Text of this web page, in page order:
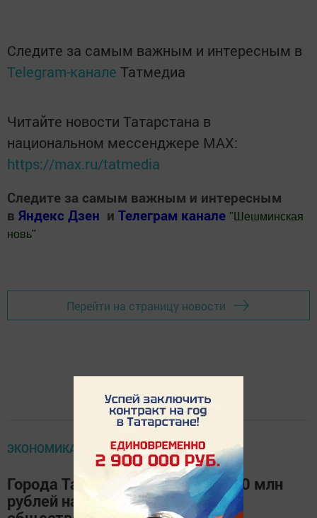
Следите за самым важным и интересным в
Telegram-канале Татмедиа
Читайте новости Татарстана в
национальном мессенджере MАХ:
https://max.ru/tatmedia
Следите за самым важным и интересным
в Яндекс Дзен и Телеграм канале " Шешминская
новь"
Перейти на страницу новости
ЭКОНОМИКА
Города Татарстана выиграли 920 млн
рублей на благоустройство